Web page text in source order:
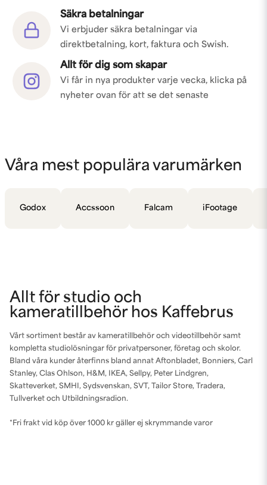
Säkra betalningar
Vi erbjuder säkra betalningar via
direktbetalning, kort, faktura och Swish.
Allt för dig som skapar
Vi får in nya produkter varje vecka, klicka på
nyheter ovan för att se det senaste
Våra mest populära varumärken
Godox Accssoon Falcam iFootage
Allt för studio och
kameratillbehör hos Kaffebrus
Vårt sortiment består av kameratillbehör och videotillbehör samt
kompletta studiolösningar för privatpersoner, företag och skolor.
Bland våra kunder återfinns bland annat Aftonbladet, Bonniers, Carl
Stanley, Clas Ohlson, H&M, IKEA, Sellpy, Peter Lindgren,
Skatteverket, SMHI, Sydsvenskan, SVT, Tailor Store, Tradera,
Tullverket och Utbildningsradion.
*Fri frakt vid köp över 1000 kr gäller ej skrymmande varor